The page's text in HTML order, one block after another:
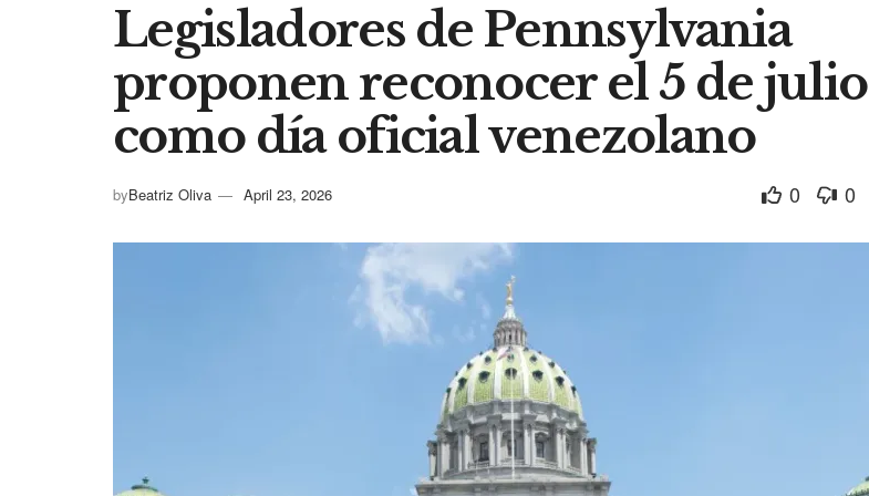
Legisladores de Pennsylvania
proponen reconocer el 5 de julio
como día oficial venezolano
byBeatriz Oliva April 23, 2026 0 0